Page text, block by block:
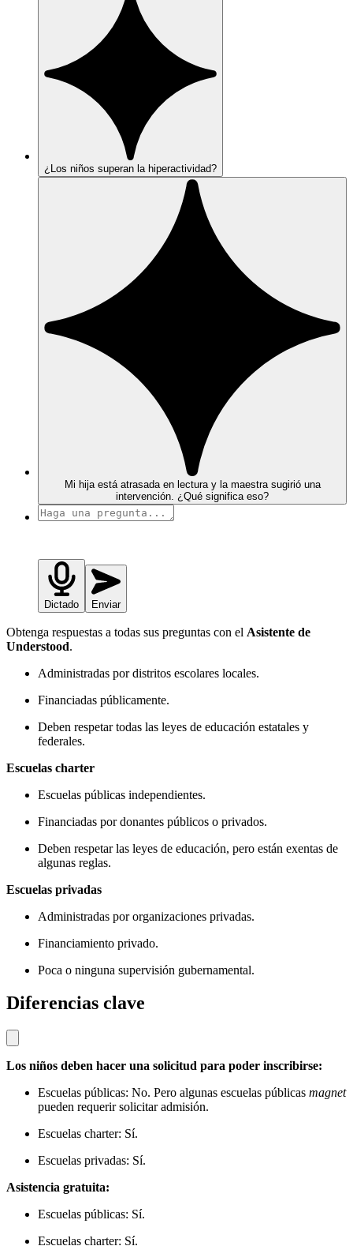
¿Los niños superan la hiperactividad?
Mi hija está atrasada en lectura y la maestra sugirió una
intervención. ¿Qué significa eso?
Dictado Enviar
Obtenga respuestas a todas sus preguntas con el Asistente de
Understood.
Administradas por distritos escolares locales.
Financiadas públicamente.
Deben respetar todas las leyes de educación estatales y
federales.
Escuelas charter
Escuelas públicas independientes.
Financiadas por donantes públicos o privados.
Deben respetar las leyes de educación, pero están exentas de
algunas reglas.
Escuelas privadas
Administradas por organizaciones privadas.
Financiamiento privado.
Poca o ninguna supervisión gubernamental.
Diferencias clave
Los niños deben hacer una solicitud para poder inscribirse:
Escuelas públicas: No. Pero algunas escuelas públicas magnet
pueden requerir solicitar admisión.
Escuelas charter: Sí.
Escuelas privadas: Sí.
Asistencia gratuita:
Escuelas públicas: Sí.
Escuelas charter: Sí.